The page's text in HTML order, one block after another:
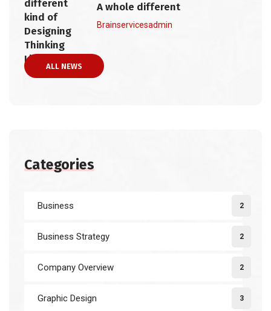
A whole different
Brainservicesadmin
ALL NEWS
Categories
Business 2
Business Strategy 2
Company Overview 2
Graphic Design 3